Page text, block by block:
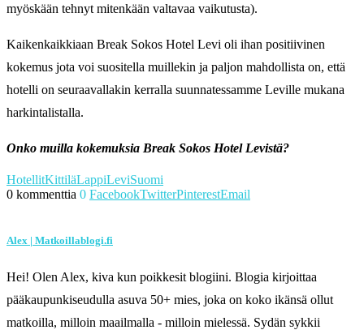
myöskään tehnyt mitenkään valtavaa vaikutusta).
Kaikenkaikkiaan Break Sokos Hotel Levi oli ihan positiivinen
kokemus jota voi suositella muillekin ja paljon mahdollista on, että
hotelli on seuraavallakin kerralla suunnatessamme Leville mukana
harkintalistalla.
Onko muilla kokemuksia Break Sokos Hotel Levistä?
HotellitKittiläLappiLeviSuomi
0 kommenttia 0 FacebookTwitterPinterestEmail
Alex | Matkoillablogi.fi
Hei! Olen Alex, kiva kun poikkesit blogiini. Blogia kirjoittaa
pääkaupunkiseudulla asuva 50+ mies, joka on koko ikänsä ollut
matkoilla, milloin maailmalla - milloin mielessä. Sydän sykkii